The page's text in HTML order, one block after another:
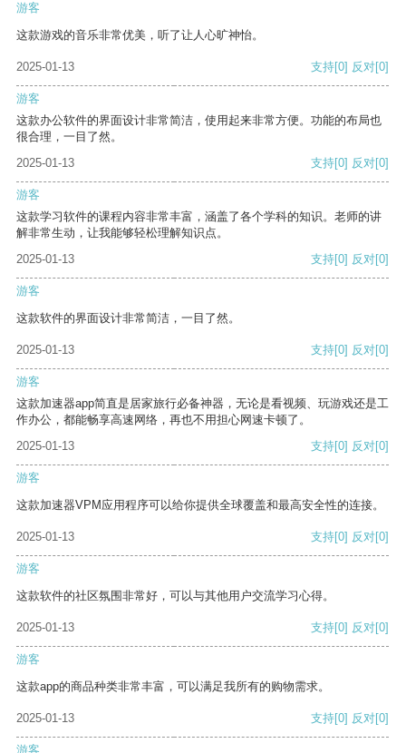
游客
这款游戏的音乐非常优美，听了让人心旷神怡。
2025-01-13 支持[0] 反对[0]
游客
这款办公软件的界面设计非常简洁，使用起来非常方便。功能的布局也
很合理，一目了然。
2025-01-13
支持[0] 反对[0]
游客
这款学习软件的课程内容非常丰富，涵盖了各个学科的知识。老师的讲
解非常生动，让我能够轻松理解知识点。
2025-01-13
支持[0] 反对[0]
游客
这款软件的界面设计非常简洁，一目了然。
2025-01-13 支持[0] 反对[0]
游客
这款加速器app简直是居家旅行必备神器，无论是看视频、玩游戏还是工
作办公，都能畅享高速网络，再也不用担心网速卡顿了。
2025-01-13
支持[0] 反对[0]
游客
这款加速器VPM应用程序可以给你提供全球覆盖和最高安全性的连接。
2025-01-13 支持[0] 反对[0]
游客
这款软件的社区氛围非常好，可以与其他用户交流学习心得。
2025-01-13 支持[0] 反对[0]
游客
这款app的商品种类非常丰富，可以满足我所有的购物需求。
2025-01-13 支持[0] 反对[0]
游客